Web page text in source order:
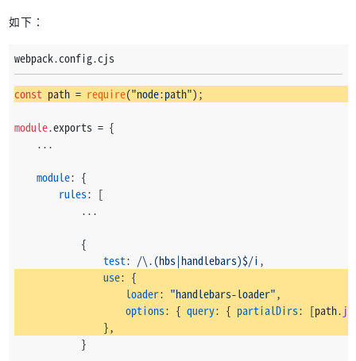
如下：
webpack.config.cjs
const path = require("node:path");
module.exports = {
    ...
module: {
rules: [
            ...
            {
test: /\.(hbs|handlebars)$/i ,
use: {
loader: "handlebars-loader",
options: { query: { partialDirs: [path.
                },
            }